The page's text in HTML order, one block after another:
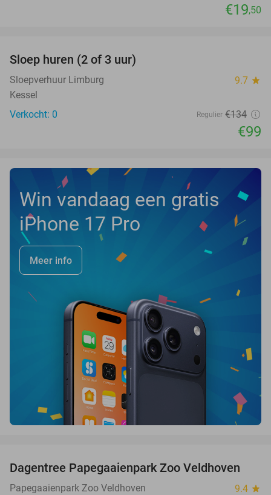
€19,50
NEW
TODAY
Sloep huren (2 of 3 uur)
Sloepverhuur Limburg 9.7 star
Kessel
Verkocht: 0
Regulier €134
€99
Win vandaag een gratis
iPhone 17 Pro
Meer info
26%
Dagentree Papegaaienpark Zoo Veldhoven
Papegaaienpark Zoo Veldhoven 9.4 star